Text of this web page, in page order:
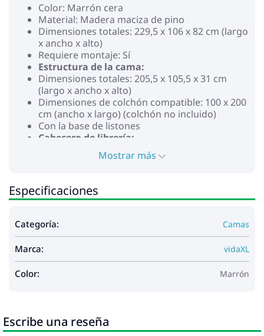
Color: Marrón cera
Material: Madera maciza de pino
Dimensiones totales: 229,5 x 106 x 82 cm (largo
x ancho x alto)
Requiere montaje: Sí
Estructura de la cama:
Dimensiones totales: 205,5 x 105,5 x 31 cm
(largo x ancho x alto)
Dimensiones de colchón compatible: 100 x 200
cm (ancho x largo) (colchón no incluido)
Con la base de listones
Cabecero de librería:
Dimensiones: 106 x 24 x 82 cm (ancho x
profundo x alto)
Con compartimentos de almacenamiento
La entrega contiene:
1 x Cabecero de librería
Mostrar más
Especificaciones
Categoría: Camas
Marca: vidaXL
Color: Marrón
Escribe una reseña